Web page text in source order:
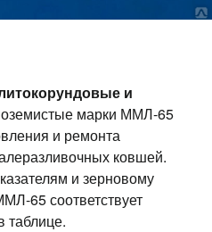
и
марки ММЛ-65
и ремонта
ковшей.
и зерновому
65 соответствует
таблице.